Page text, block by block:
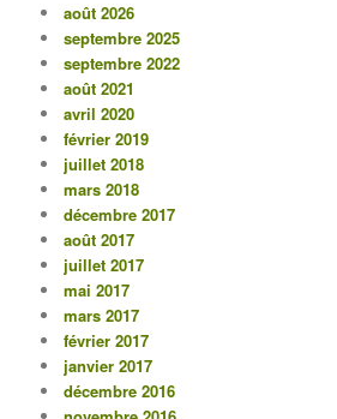
août 2026
septembre 2025
septembre 2022
août 2021
avril 2020
février 2019
juillet 2018
mars 2018
décembre 2017
août 2017
juillet 2017
mai 2017
mars 2017
février 2017
janvier 2017
décembre 2016